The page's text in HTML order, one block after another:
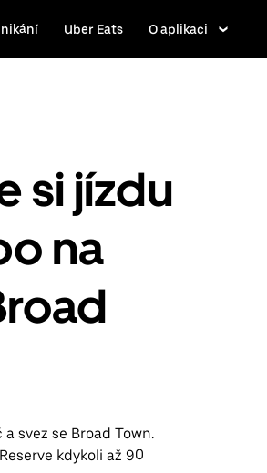
Uber Eats O aplikaci
si jízdu
na
svez se Broad Town.
kdykoli až 90